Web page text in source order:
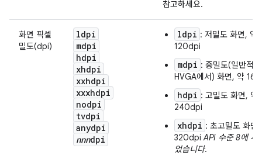
참고하세요.
화면 픽셀
밀도(dpi)
ldpi
mdpi
hdpi
xhdpi
xxhdpi
xxxhdpi
nodpi
tvdpi
anydpi
nnndpi
ldpi : 저밀도 화면, 약
120dpi
mdpi : 중밀도(일반적인
HVGA에서) 화면, 약
hdpi : 고밀도 화면, 약
240dpi
xhdpi : 초고밀도 화면
320dpiAPI 수준 8에 추
었습니다.